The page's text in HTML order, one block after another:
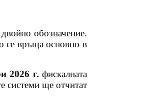
обозначение.
се връща основно в
2026 г. фискалната
системи ще отчитат